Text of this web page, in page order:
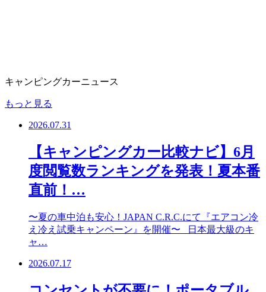
キャンピングカーニュース
もっと見る
2026.07.31
【キャンピングカー比較ナビ】6月
度閲覧数ランキングを発表！夏本番
直前！…
〜夏の車中泊も安心！JAPAN C.R.C.にて『エアコン冷
え冷え試乗キャンペーン』を開催〜 日本最大級のキ
ャ…
2026.07.17